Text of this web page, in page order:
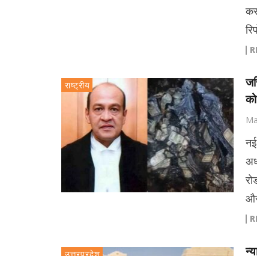
राष्ट्रीय